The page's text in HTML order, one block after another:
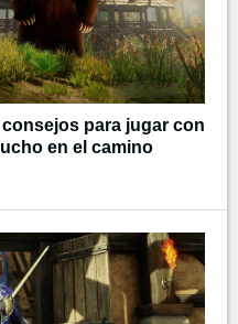
para jugar con
en el camino